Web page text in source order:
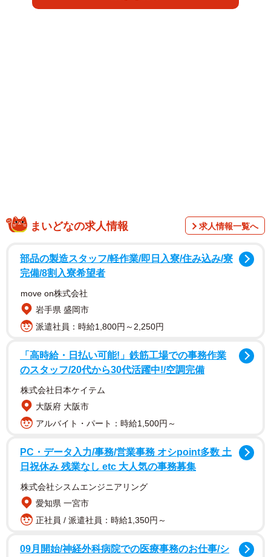
レーシングドライバーに聞きました。
タースポーツ好きな父の影響で、5歳でレーシングカートを
選手権の最高峰であるSuper KF クラスに参戦し、才能ある
レーサーを発掘するスカラシップ（奨学金）制度の初代認
定者に。2019年8月からLEON RACINGチームに所属し日
本最高峰のレーススーパーGT GT300に参戦するほか、ス
ーパー耐久シリーズなどでも活躍する注目選手です。
まいどなの求人情報 求人情報一覧へ
部品の製造スタッフ/軽作業/即日入寮/住み込み/寮
完備/8割入寮希望者
move on株式会社
岩手県 盛岡市
派遣社員：時給1,800円～2,250円
「高時給・日払い可能!」鉄筋工場での事務作業
のスタッフ/20代から30代活躍中!/空調完備
株式会社日本ケイテム
大阪府 大阪市
アルバイト・パート：時給1,500円～
PC・データ入力/事務/営業事務 オシpoint多数 土
日祝休み 残業なし etc 大人気の事務募集
株式会社シスムエンジニアリング
愛知県 一宮市
正社員 / 派遣社員：時給1,350円～
09月開始/神経外科病院での医療事務のお仕事/シ